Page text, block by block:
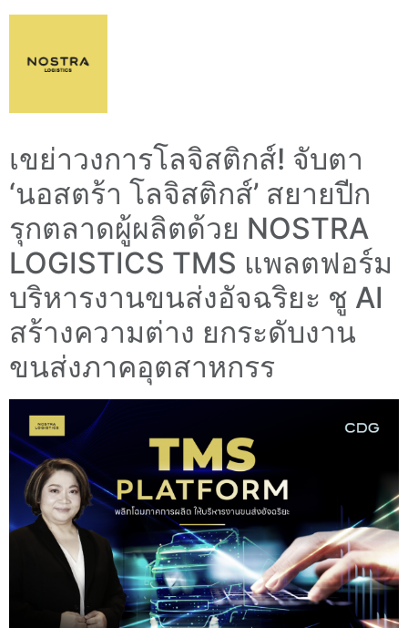
เขย่าวงการโลจิสติกส์! จับตา
‘นอสตร้า โลจิสติกส์’ สยายปีก
รุกตลาดผู้ผลิตด้วย NOSTRA
LOGISTICS TMS แพลตฟอร์ม
บริหารงานขนส่งอัจฉริยะ ชู AI
สร้างความต่าง ยกระดับงาน
ขนส่งภาคอุตสาหกรร